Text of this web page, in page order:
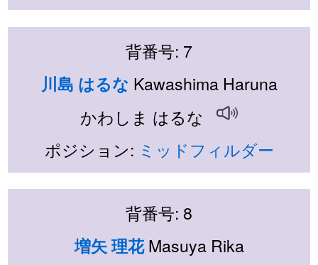
背番号: 7
川島 はるな Kawashima Haruna
かわしま はるな
ポジション: ミッドフィルダー
背番号: 8
増矢 理花Masuya Rika